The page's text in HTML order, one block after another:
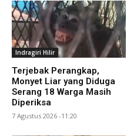
Indragiri Hilir
Terjebak Perangkap,
Monyet Liar yang Diduga
Serang 18 Warga Masih
Diperiksa
7 Agustus 2026 -11:20